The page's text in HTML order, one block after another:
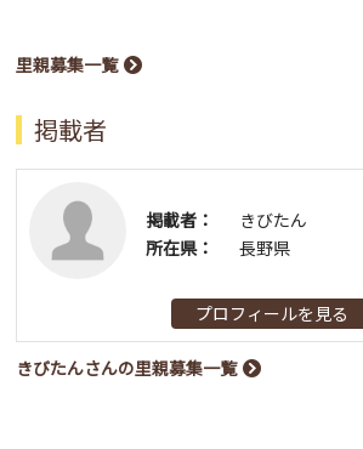
里親募集一覧
掲載者
掲載者：
きびたん
所在県：
長野県
プロフィールを見る
きびたんさんの里親募集一覧